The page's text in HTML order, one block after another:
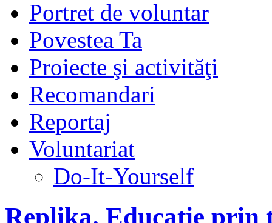
Portret de voluntar
Povestea Ta
Proiecte şi activităţi
Recomandari
Reportaj
Voluntariat
Do-It-Yourself
Replika. Educație prin